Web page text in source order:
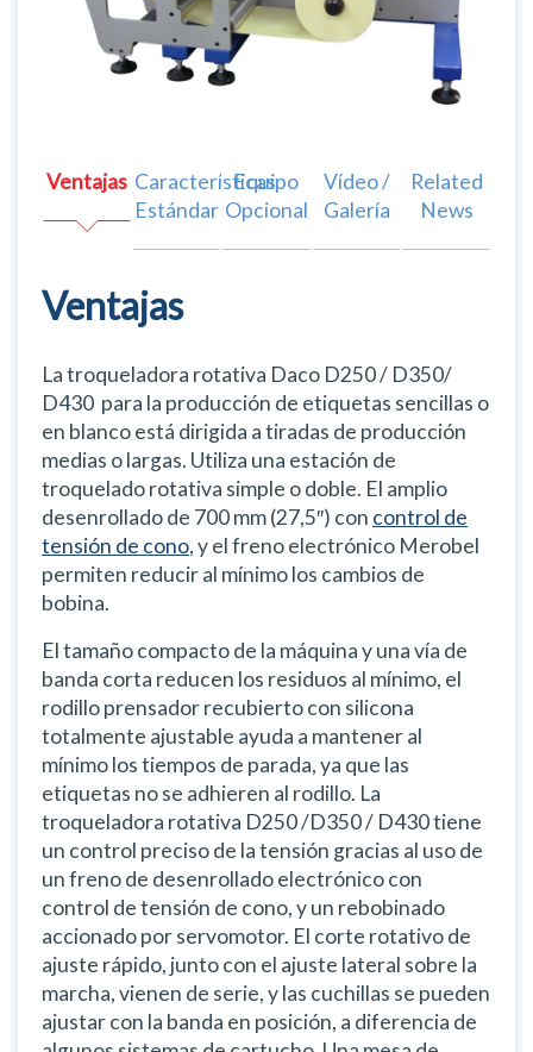
Ventajas Características
Estándar
Equipo
Opcional
Vídeo /
Galería
Related
News
Ventajas
La troqueladora rotativa Daco D250 / D350/
D430 para la producción de etiquetas sencillas o
en blanco está dirigida a tiradas de producción
medias o largas. Utiliza una estación de
troquelado rotativa simple o doble. El amplio
desenrollado de 700 mm (27,5″) con control de
tensión de cono, y el freno electrónico Merobel
permiten reducir al mínimo los cambios de
bobina.
El tamaño compacto de la máquina y una vía de
banda corta reducen los residuos al mínimo, el
rodillo prensador recubierto con silicona
totalmente ajustable ayuda a mantener al
mínimo los tiempos de parada, ya que las
etiquetas no se adhieren al rodillo. La
troqueladora rotativa D250 /D350 / D430 tiene
un control preciso de la tensión gracias al uso de
un freno de desenrollado electrónico con
control de tensión de cono, y un rebobinado
accionado por servomotor. El corte rotativo de
ajuste rápido, junto con el ajuste lateral sobre la
marcha, vienen de serie, y las cuchillas se pueden
ajustar con la banda en posición, a diferencia de